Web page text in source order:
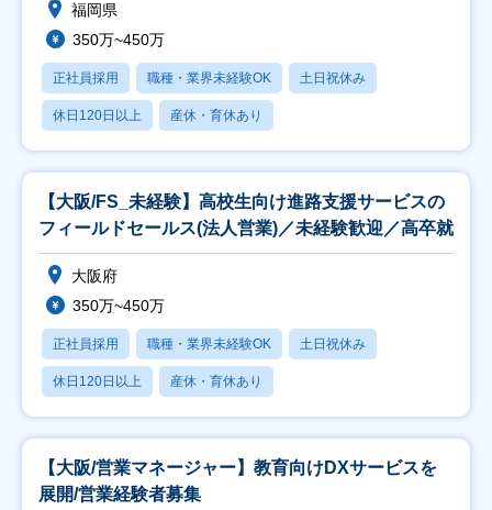
福岡県
350万~450万
正社員採用 職種・業界未経験OK 土日祝休み
休日120日以上 産休・育休あり
【大阪/FS_未経験】高校生向け進路支援サービスの
フィールドセールス(法人営業)／未経験歓迎／高卒就
大阪府
350万~450万
正社員採用 職種・業界未経験OK 土日祝休み
休日120日以上 産休・育休あり
【大阪/営業マネージャー】教育向けDXサービスを
展開/営業経験者募集